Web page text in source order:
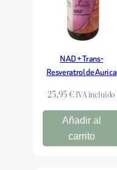
NAD + Trans-
Resveratrol de Aurica
25,95€ IVA incluido
Añadir al
carrito